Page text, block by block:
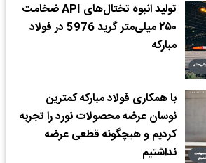
تولید انبوه تختال‌های API ضخامت
۲۵۰ میلی‌متر گرید 5976 در فولاد
مبارکه
با همکاری فولاد مبارکه کمترین
نوسان عرضه محصولات نورد را تجربه
کردیم و هیچگونه قطعی عرضه
نداشتیم